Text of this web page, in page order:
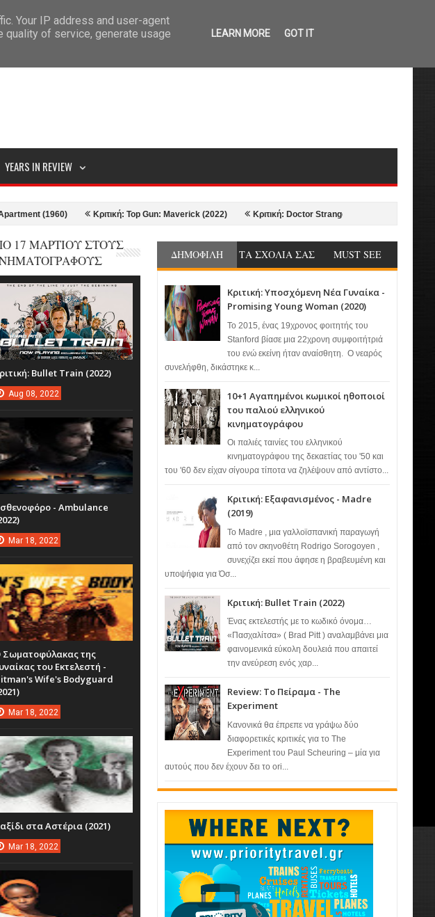
YEARS IN REVIEW
(1960) Κριτική: Top Gun: Maverick (2022) Κριτική: Doctor Strange in the Multiverse of Madness
ΔΗΜΟΦΙΛΗ ΤΑ ΣΧΟΛΙΑ ΣΑΣ MUST SEE
Κριτική: Υποσχόμενη Νέα Γυναίκα -
Promising Young Woman (2020)
Το 2015, ένας 19χρονος φοιτητής του
Stanford βίασε μια 22χρονη συμφοιτήτριά
του ενώ εκείνη ήταν αναίσθητη. Ο νεαρός
συνελήφθη, δικάστηκε κ...
10+1 Αγαπημένοι κωμικοί ηθοποιοί
του παλιού ελληνικού
κινηματογράφου
Οι παλιές ταινίες του ελληνικού
κινηματογράφου της δεκαετίας του '50 και
του '60 δεν είχαν σίγουρα τίποτα να ζηλέψουν από αντίστο...
Κριτική: Εξαφανισμένος - Madre
(2019)
Το Madre , μια γαλλοϊσπανική παραγωγή
από τον σκηνοθέτη Rodrigo Sorogoyen ,
συνεχίζει εκεί που άφησε η βραβευμένη και
υποψήφια για Όσ...
Κριτική: Bullet Train (2022)
Ένας εκτελεστής με το κωδικό όνομα…
«Πασχαλίτσα» ( Brad Pitt ) αναλαμβάνει μια
φαινομενικά εύκολη δουλειά που απαιτεί
την ανεύρεση ενός χαρ...
Review: Το Πείραμα - The
Experiment
Κανονικά θα έπρεπε να γράψω δύο
διαφορετικές κριτικές για το The
Experiment του Paul Scheuring – μία για
αυτούς που δεν έχουν δει το ori...
17 ΜΑΡΤΙΟΥ ΣΤΟΥΣ
Bullet Train (2022)
Aug 08, 2022
- Ambulance
Mar 18, 2022
Σωματοφύλακας της
του Εκτελεστή -
Wife's Bodyguard
Mar 18, 2022
στα Αστέρια (2021)
Mar 18, 2022
Your IP address and user-agent
quality of service, generate usage
LEARN MORE GOT IT